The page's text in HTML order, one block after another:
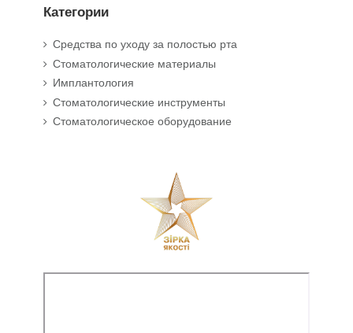
Категории
Средства по уходу за полостью рта
Стоматологические материалы
Имплантология
Стоматологические инструменты
Стоматологическое оборудование